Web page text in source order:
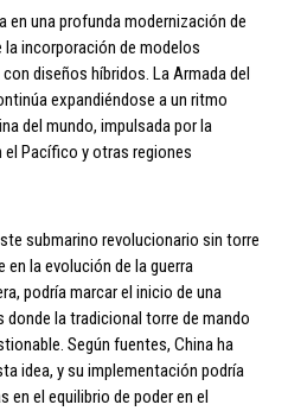
en una profunda modernización de
la incorporación de modelos
diseños híbridos. La Armada del
expandiéndose a un ritmo
del mundo, impulsada por la
el Pacífico y otras regiones
submarino revolucionario sin torre
la evolución de la guerra
podría marcar el inicio de una
donde la tradicional torre de mando
Según fuentes, China ha
idea, y su implementación podría
el equilibrio de poder en el